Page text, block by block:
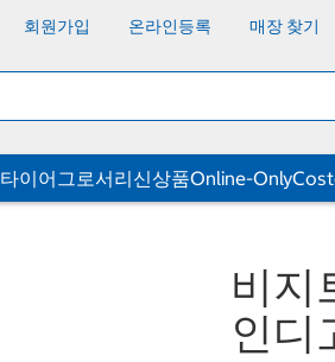
회원가입 온라인등록 매장 찾기
타이어그로서리신상품Online-Only
비지
인디